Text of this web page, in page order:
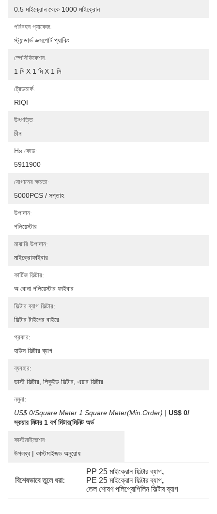
0.5 মাইক্রোন থেকে 1000 মাইক্রোন
পরিবহন প্যাকেজ:
স্ট্যান্ডার্ড এক্সপোর্ট প্যাকিং
স্পেসিফিকেশন:
1 মি X 1 মি X 1 মি
ট্রেডমার্ক:
RIQI
উৎপত্তি:
চীন
Hs কোড:
5911900
যোগানের ক্ষমতা:
5000PCS / সপ্তাহ
উপাদান:
পলিয়েস্টার
মাঝারি উপাদান:
মাইক্রোফাইবার
কার্টিজ ফিল্টার:
অ বোনা পলিয়েস্টার ফাইবার
ফিল্টার ব্যাগ ফিল্টার:
ফিল্টার টাইপের বাইরে
প্রকার:
হাউস ফিল্টার ব্যাগ
ব্যবহার:
ডাস্ট ফিল্টার, লিকুইড ফিল্টার, এয়ার ফিল্টার
নমুনা:
US$ 0/Square Meter 1 Square Meter(Min.Order) | US$ 0/
স্কয়ার মিটার 1 বর্গ মিটার(মিনিট অর্ড
কাস্টমাইজেশন:
উপলব্ধ | কাস্টমাইজড অনুরোধ
বিশেষভাবে তুলে ধরা:
PP 25 মাইক্রোন ফিল্টার ব্যাগ,
PE 25 মাইক্রোন ফিল্টার ব্যাগ,
তেল শোষণ পলিপ্রোপিলিন ফিল্টার ব্যাগ